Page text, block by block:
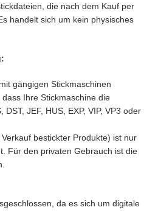
die nach dem Kauf per
handelt sich um kein physisches
gängigen Stickmaschinen
Ihre Stickmaschine die
JEF, HUS, EXP, VIP, VP3 oder
bestickter Produkte) ist nur
Für den privaten Gebrauch ist die
da es sich um digitale